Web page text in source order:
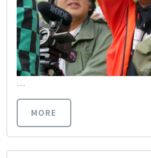
…
MORE